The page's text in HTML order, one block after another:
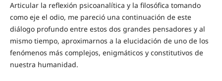
Articular la reflexión psicoanalítica y la filosófica tomando
como eje el odio, me pareció una continuación de este
diálogo profundo entre estos dos grandes pensadores y al
mismo tiempo, aproximarnos a la elucidación de uno de los
fenómenos más complejos, enigmáticos y constitutivos de
nuestra humanidad.